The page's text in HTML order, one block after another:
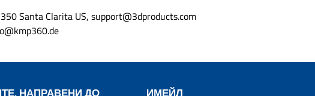
Оранжев: Medium
на средни лакови
с добро завършване.
в наличните
микрофибрата, Cutting
полировъчните гъби са
нас в наличност с всички размери:
Santa Clarita US, support@3dproducts.com
НАПРАВЕНИ ДО
ИМЕЙЛ